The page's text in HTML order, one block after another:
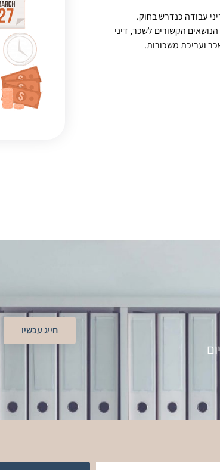
עבודה כנדרש בחוק.
הקשורים לשכר, דיני
ועריכת משכורות.
חייג עכשיו